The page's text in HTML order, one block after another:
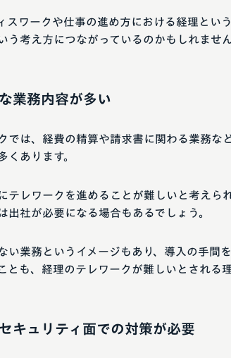
スワークや仕事の進め方における経理とい
う考え方につながっているのかもしれません
業務内容が多い
では、経費の精算や請求書に関わる業務な
くあります。
テレワークを進めることが難しいと考えら
出社が必要になる場合もあるでしょう。
い業務というイメージもあり、導入の手間
とも、経理のテレワークが難しいとされる
キュリティ面での対策が必要